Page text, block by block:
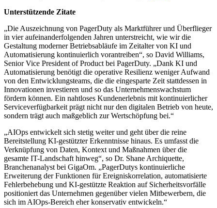
Unterstützende Zitate
„Die Auszeichnung von PagerDuty als Marktführer und Überflieger
in vier aufeinanderfolgenden Jahren unterstreicht, wie wir die
Gestaltung moderner Betriebsabläufe im Zeitalter von KI und
Automatisierung kontinuierlich vorantreiben“, so David Williams,
Senior Vice President of Product bei PagerDuty. „Dank KI und
Automatisierung benötigt die operative Resilienz weniger Aufwand
von den Entwicklungsteams, die die eingesparte Zeit stattdessen in
Innovationen investieren und so das Unternehmenswachstum
fördern können. Ein nahtloses Kundenerlebnis mit kontinuierlicher
Serviceverfügbarkeit prägt nicht nur den digitalen Betrieb von heute,
sondern trägt auch maßgeblich zur Wertschöpfung bei.“
„AIOps entwickelt sich stetig weiter und geht über die reine
Bereitstellung KI-gestützter Erkenntnisse hinaus. Es umfasst die
Verknüpfung von Daten, Kontext und Maßnahmen über die
gesamte IT-Landschaft hinweg“, so Dr. Shane Archiquette,
Branchenanalyst bei GigaOm. „PagerDutys kontinuierliche
Erweiterung der Funktionen für Ereigniskorrelation, automatisierte
Fehlerbehebung und KI-gestützte Reaktion auf Sicherheitsvorfälle
positioniert das Unternehmen gegenüber vielen Mitbewerbern, die
sich im AIOps-Bereich eher konservativ entwickeln.“